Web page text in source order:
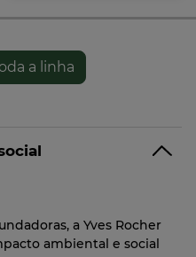
a linha
a Yves Rocher
ambiental e social